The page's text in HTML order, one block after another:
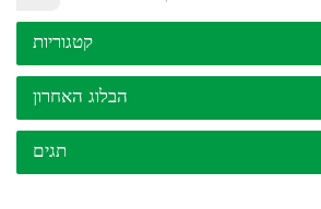
קטגוריות
הבלוג האחרון
תגים